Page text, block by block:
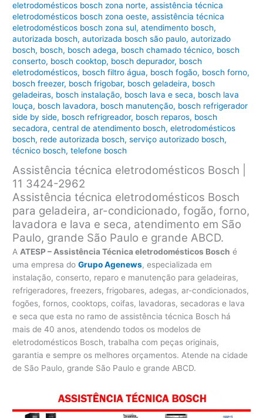
eletrodomésticos bosch zona norte,assistência técnica
eletrodomésticos bosch zona oeste,assistência técnica
eletrodomésticos bosch zona sul,atendimento bosch,
autorizada bosch,autorizada bosch são paulo,autorizado
bosch, bosch, bosch adega, bosch chamado técnico, bosch
conserto, bosch cooktop, bosch depurador, bosch
eletrodomésticos, bosch filtro água, bosch fogão, bosch forno,
bosch freezer, bosch frigobar, bosch geladeira, bosch
geladeiras, bosch instalação, bosch lava e seca, bosch lava
louça, bosch lavadora, bosch manutenção, bosch refrigerador
side by side, bosch refrigreador, bosch reparos, bosch
secadora,central de atendimento bosch,eletrodomésticos
bosch, rede autorizada bosch,serviço autorizado bosch,
técnico bosch,telefone bosch
Assistência técnica eletrodomésticos Bosch |
11 3424-2962
Assistência técnica eletrodomésticos Bosch
para geladeira, ar-condicionado, fogão, forno,
lavadora e lava e seca, atendimento em São
Paulo, grande São Paulo e grande ABCD.
AATESP – Assistência Técnica eletrodomésticos Bosch é
uma empresa doGrupo Agenews, especializada em
instalação, conserto, reparo e manutenção para geladeiras,
refrigeradores, freezers, frigobares, adegas, ar-condicionados,
fogões, fornos, cooktops, coifas, lavadoras, secadoras e lava
e seca que esta no ramo de assistência técnica Bosch há
mais de 40 anos, atendendo todos os modelos de
eletrodomésticos Bosch, trabalha com peças originais,
garantia e sempre os melhores orçamentos. Atende na cidade
de São Paulo, grande São Paulo e grande ABCD.